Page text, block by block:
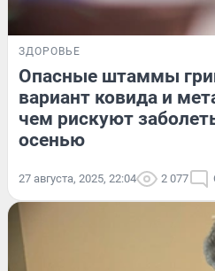
ЗДОРОВЬЕ
Опасные штаммы
вариант ковида и
чем рискуют
осенью
27 августа, 2025, 22:04 2 077